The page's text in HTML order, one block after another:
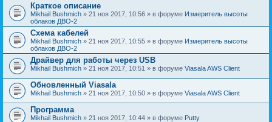
Краткое описание
Mikhail Bushmich » 21 ноя 2017, 10:56 » в форуме Измеритель высоты
облаков ДВО-2
Схема кабелей
Mikhail Bushmich » 21 ноя 2017, 10:55 » в форуме Измеритель высоты
облаков ДВО-2
Драйвер для работы через USB
Mikhail Bushmich » 21 ноя 2017, 10:51 » в форуме Viasala AWS Client
Обновленный Viasala
Mikhail Bushmich » 21 ноя 2017, 10:50 » в форуме Viasala AWS Client
Программа
Mikhail Bushmich » 21 ноя 2017, 10:44 » в форуме Putty